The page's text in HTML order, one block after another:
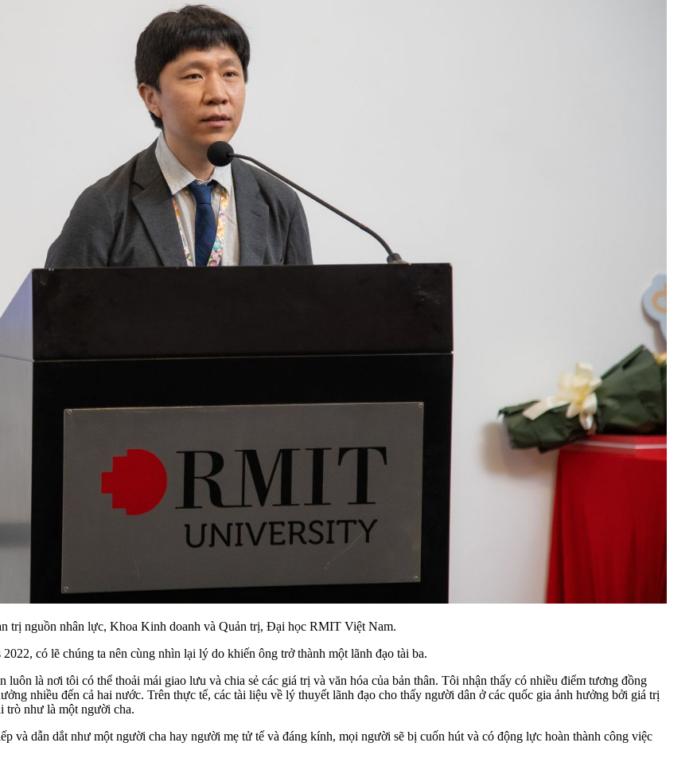
trị nguồn nhân lực, Khoa Kinh doanh và Quản trị, Đại học RMIT Việt Nam.
có lẽ chúng ta nên cùng nhìn lại lý do khiến ông trở thành một lãnh đạo tài ba.
là nơi tôi có thể thoải mái giao lưu và chia sẻ các giá trị và văn hóa của bản thân. Tôi nhận thấy có nhiều điểm tương đồng
nhiều đến cả hai nước. Trên thực tế, các tài liệu về lý thuyết lãnh đạo cho thấy người dân ở các quốc gia ảnh hưởng bởi giá trị
trò như là một người cha.
và dẫn dắt như một người cha hay người mẹ tử tế và đáng kính, mọi người sẽ bị cuốn hút và có động lực hoàn thành công việc